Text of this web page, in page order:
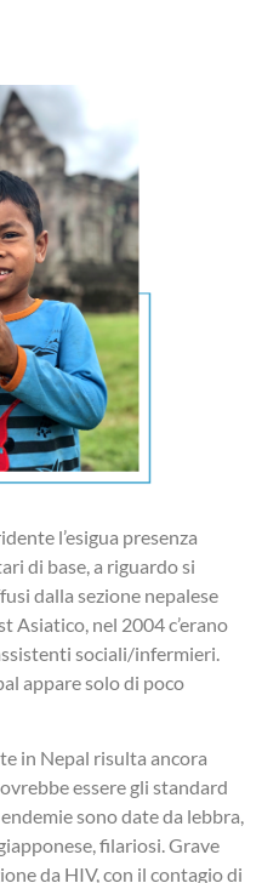
l’esigua presenza
di base, a riguardo si
dalla sezione nepalese
Asiatico, nel 2004 c’erano
sociali/infermieri.
appare solo di poco
in Nepal risulta ancora
essere gli standard
sono date da lebbra,
filariosi. Grave
da HIV, con il contagio di